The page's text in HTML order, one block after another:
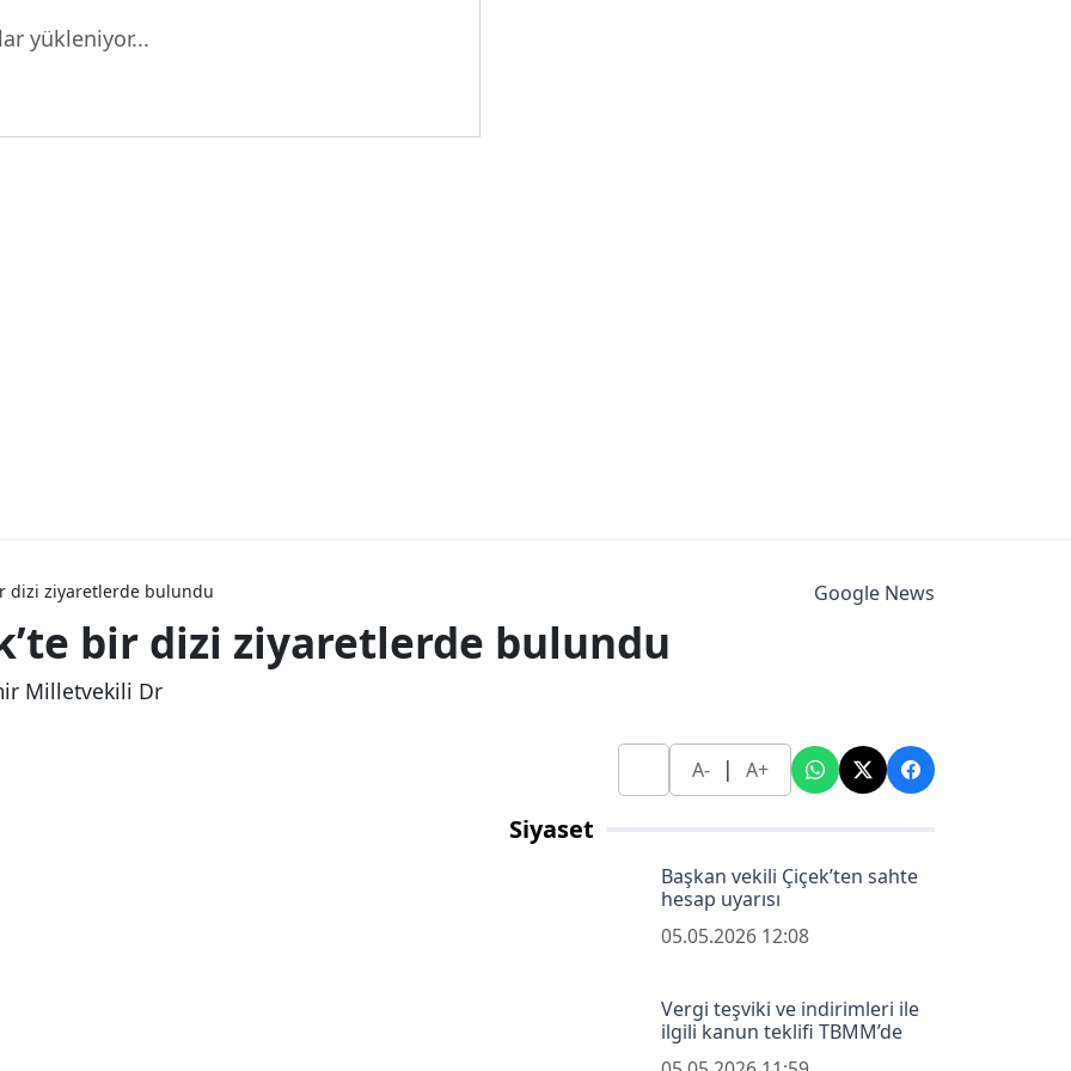
yükleniyor...
dizi ziyaretlerde bulundu Google News
bir dizi ziyaretlerde bulundu
Milletvekili Dr
A- | A+
Siyaset
Başkan vekili Çiçek’ten sahte
hesap uyarısı
05.05.2026 12:08
Vergi teşviki ve indirimleri ile
ilgili kanun teklifi TBMM’de